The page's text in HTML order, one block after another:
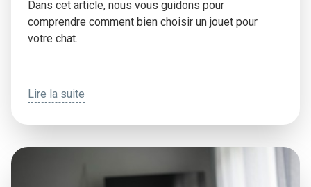
Dans cet article, nous vous guidons pour
comprendre comment bien choisir un jouet pour
votre chat.
Lire la suite